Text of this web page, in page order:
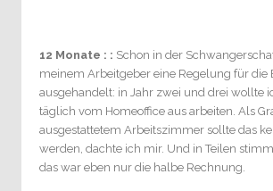
12 Monate : : Schon in der
meinem Arbeitgeber eine Regelung für die
ausgehandelt: in Jahr zwei und drei wollte
täglich vom Homeoffice aus arbeiten. Als
ausgestattetem Arbeitszimmer sollte das
werden, dachte ich mir. Und in Teilen
das war eben nur die halbe Rechnung.